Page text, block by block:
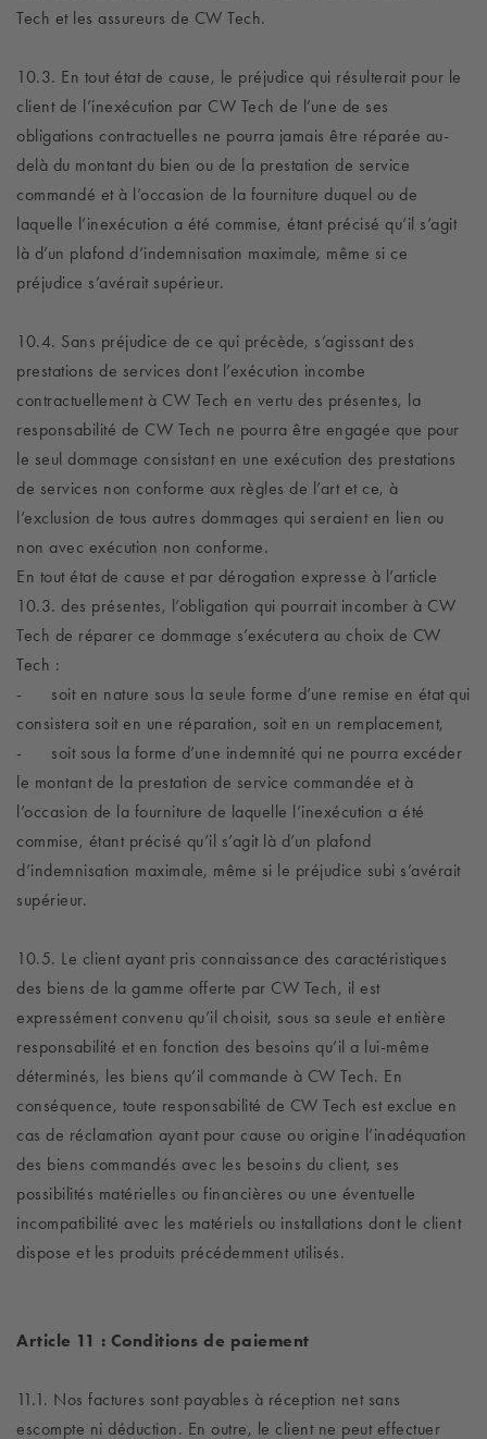
Tech et les assureurs de CW Tech.
10.3. En tout état de cause, le préjudice qui résulterait pour le
client de l’inexécution par CW Tech de l’une de ses
obligations contractuelles ne pourra jamais être réparée au-
delà du montant du bien ou de la prestation de service
commandé et à l’occasion de la fourniture duquel ou de
laquelle l’inexécution a été commise, étant précisé qu’il s’agit
là d’un plafond d’indemnisation maximale, même si ce
préjudice s’avérait supérieur.
10.4. Sans préjudice de ce qui précède, s’agissant des
prestations de services dont l’exécution incombe
contractuellement à CW Tech en vertu des présentes, la
responsabilité de CW Tech ne pourra être engagée que pour
le seul dommage consistant en une exécution des prestations
de services non conforme aux règles de l’art et ce, à
l’exclusion de tous autres dommages qui seraient en lien ou
non avec exécution non conforme.
En tout état de cause et par dérogation expresse à l’article
10.3. des présentes, l’obligation qui pourrait incomber à CW
Tech de réparer ce dommage s’exécutera au choix de CW
Tech :
-
soit en nature sous la seule forme d’une remise en état qui
consistera soit en une réparation, soit en un remplacement,
-
soit sous la forme d’une indemnité qui ne pourra excéder
le montant de la prestation de service commandée et à
l’occasion de la fourniture de laquelle l’inexécution a été
commise, étant précisé qu’il s’agit là d’un plafond
d’indemnisation maximale, même si le préjudice subi s’avérait
supérieur.
10.5. Le client ayant pris connaissance des caractéristiques
des biens de la gamme offerte par CW Tech, il est
expressément convenu qu’il choisit, sous sa seule et entière
responsabilité et en fonction des besoins qu’il a lui-même
déterminés, les biens qu’il commande à CW Tech. En
conséquence, toute responsabilité de CW Tech est exclue en
cas de réclamation ayant pour cause ou origine l’inadéquation
des biens commandés avec les besoins du client, ses
possibilités matérielles ou financières ou une éventuelle
incompatibilité avec les matériels ou installations dont le client
dispose et les produits précédemment utilisés.
Article 11 : Conditions de paiement
11.1. Nos factures sont payables à réception net sans
escompte ni déduction. En outre, le client ne peut effectuer